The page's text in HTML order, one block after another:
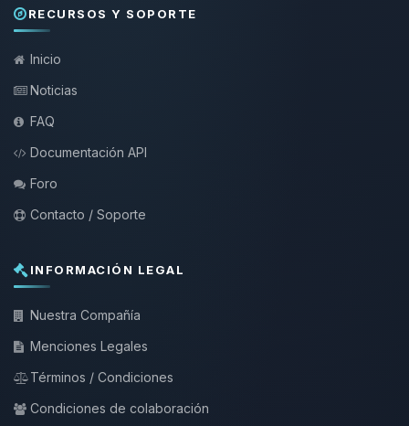
RECURSOS Y SOPORTE
Inicio
Noticias
FAQ
Documentación API
Foro
Contacto / Soporte
INFORMACIÓN LEGAL
Nuestra Compañía
Menciones Legales
Términos / Condiciones
Condiciones de colaboración